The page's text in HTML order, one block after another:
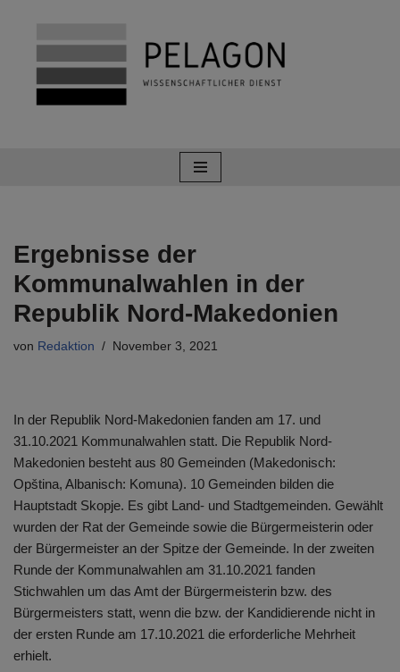
Zum
Inhalt
springen
Ergebnisse der
Kommunalwahlen in der
Republik Nord-Makedonien
von Redaktion November 3, 2021
In der Republik Nord-Makedonien fanden am 17. und
31.10.2021 Kommunalwahlen statt. Die Republik Nord-
Makedonien besteht aus 80 Gemeinden (Makedonisch:
Opština, Albanisch: Komuna). 10 Gemeinden bilden die
Hauptstadt Skopje. Es gibt Land- und Stadtgemeinden. Gewählt
wurden der Rat der Gemeinde sowie die Bürgermeisterin oder
der Bürgermeister an der Spitze der Gemeinde. In der zweiten
Runde der Kommunalwahlen am 31.10.2021 fanden
Stichwahlen um das Amt der Bürgermeisterin bzw. des
Bürgermeisters statt, wenn die bzw. der Kandidierende nicht in
der ersten Runde am 17.10.2021 die erforderliche Mehrheit
erhielt.